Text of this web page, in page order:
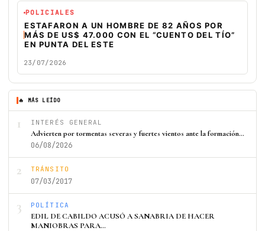
POLICIALES
ESTAFARON A UN HOMBRE DE 82 AÑOS POR
MÁS DE US$ 47.000 CON EL “CUENTO DEL TÍO”
EN PUNTA DEL ESTE
23/07/2026
🔥 MÁS LEÍDO
1 INTERÉS GENERAL
Advierten por tormentas severas y fuertes vientos ante la formación…
06/08/2026
2 TRÁNSITO
07/03/2017
3 POLÍTICA
EDIL DE CABILDO ACUSÓ A SANABRIA DE HACER
MANIOBRAS PARA…